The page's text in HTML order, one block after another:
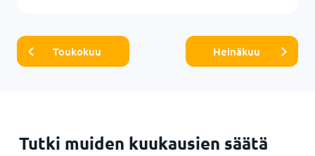
Toukokuu Heinäkuu
Tutki muiden kuukausien säätä